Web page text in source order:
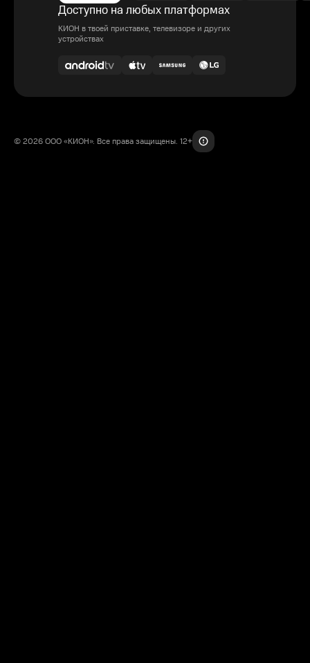
Доступно на любых платформах
КИОН в твоей приставке, телевизоре и других
устройствах
© 2026 ООО «КИОН». Все права защищены. 12+